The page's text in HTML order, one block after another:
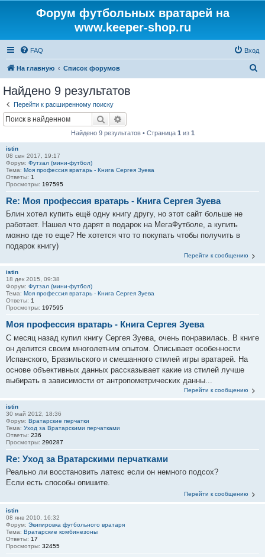
Форум футбольных вратарей на
www.keeper-shop.ru
FAQ Вход
На главную Список форумов
Найдено 9 результатов
Перейти к расширенному поиску
Поиск
Найдено 9 результатов • Страница 1 из 1
istin
08 сен 2017, 19:17
Форум: Футзал (мини-футбол)
Тема: Моя профессия вратарь - Книга Сергея Зуева
Ответы: 1
Просмотры: 197595
Re: Моя профессия вратарь - Книга Сергея Зуева
Блин хотел купить ещё одну книгу другу, но этот сайт больше не
работает. Нашел что дарят в подарок на МегаФутболе, а купить
можно где то еще? Не хотется что то покупать чтобы получить в
подарок книгу)
Перейти к сообщению
istin
18 дек 2015, 09:38
Форум: Футзал (мини-футбол)
Тема: Моя профессия вратарь - Книга Сергея Зуева
Ответы: 1
Просмотры: 197595
Моя профессия вратарь - Книга Сергея Зуева
С месяц назад купил книгу Сергея Зуева, очень понравилась. В книге
он делится своим многолетним опытом. Описывает особенности
Испанского, Бразильского и смешанного стилей игры вратарей. На
основе объективных данных рассказывает какие из стилей лучше
выбирать в зависимости от антропометрических данны...
Перейти к сообщению
istin
30 май 2012, 18:36
Форум: Вратарские перчатки
Тема: Уход за Вратарскими перчатками
Ответы: 236
Просмотры: 290287
Re: Уход за Вратарскими перчатками
Реально ли восстановить латекс если он немного подсох?
Если есть способы опишите.
Перейти к сообщению
istin
08 янв 2010, 16:32
Форум: Экипировка футбольного вратаря
Тема: Вратарские комбинезоны
Ответы: 17
Просмотры: 32455